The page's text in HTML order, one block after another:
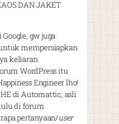
DAN JAKET
gw juga
mempersiapkan
keliaran
WordPress itu
Engineer lho!
di Automattic, asli
di forum
pertanyaan/user